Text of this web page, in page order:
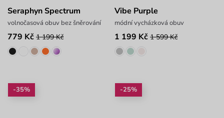
Seraphyn Spectrum
volnočasová obuv bez šněrování
779 Kč 1 199 Kč
Vibe Purple
módní vycházková obuv
1 199 Kč 1 599 Kč
-35% -25%